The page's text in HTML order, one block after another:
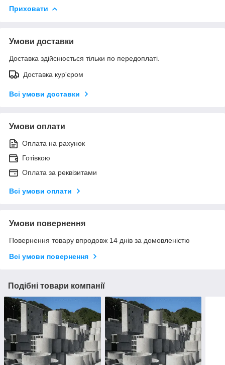
Приховати
Умови доставки
Доставка здійснюється тільки по передоплаті.
Доставка кур'єром
Всі умови доставки
Умови оплати
Оплата на рахунок
Готівкою
Оплата за реквізитами
Всі умови оплати
Умови повернення
Повернення товару впродовж 14 днів за домовленістю
Всі умови повернення
Подібні товари компанії